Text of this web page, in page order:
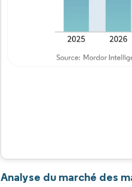
Analyse du marché des